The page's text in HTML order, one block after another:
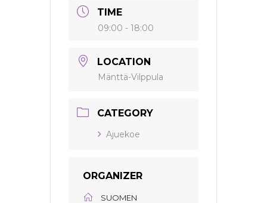
TIME
09:00 - 18:00
LOCATION
Mänttä-Vilppula
CATEGORY
Ajuekoe
ORGANIZER
SUOMEN